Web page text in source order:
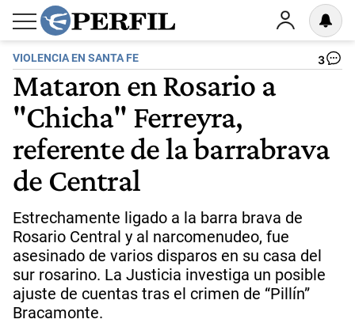
VIOLENCIA EN SANTA FE 3
Mataron en Rosario a
"Chicha" Ferreyra,
referente de la barrabrava
de Central
Estrechamente ligado a la barra brava de
Rosario Central y al narcomenudeo, fue
asesinado de varios disparos en su casa del
sur rosarino. La Justicia investiga un posible
ajuste de cuentas tras el crimen de “Pillín”
Bracamonte.